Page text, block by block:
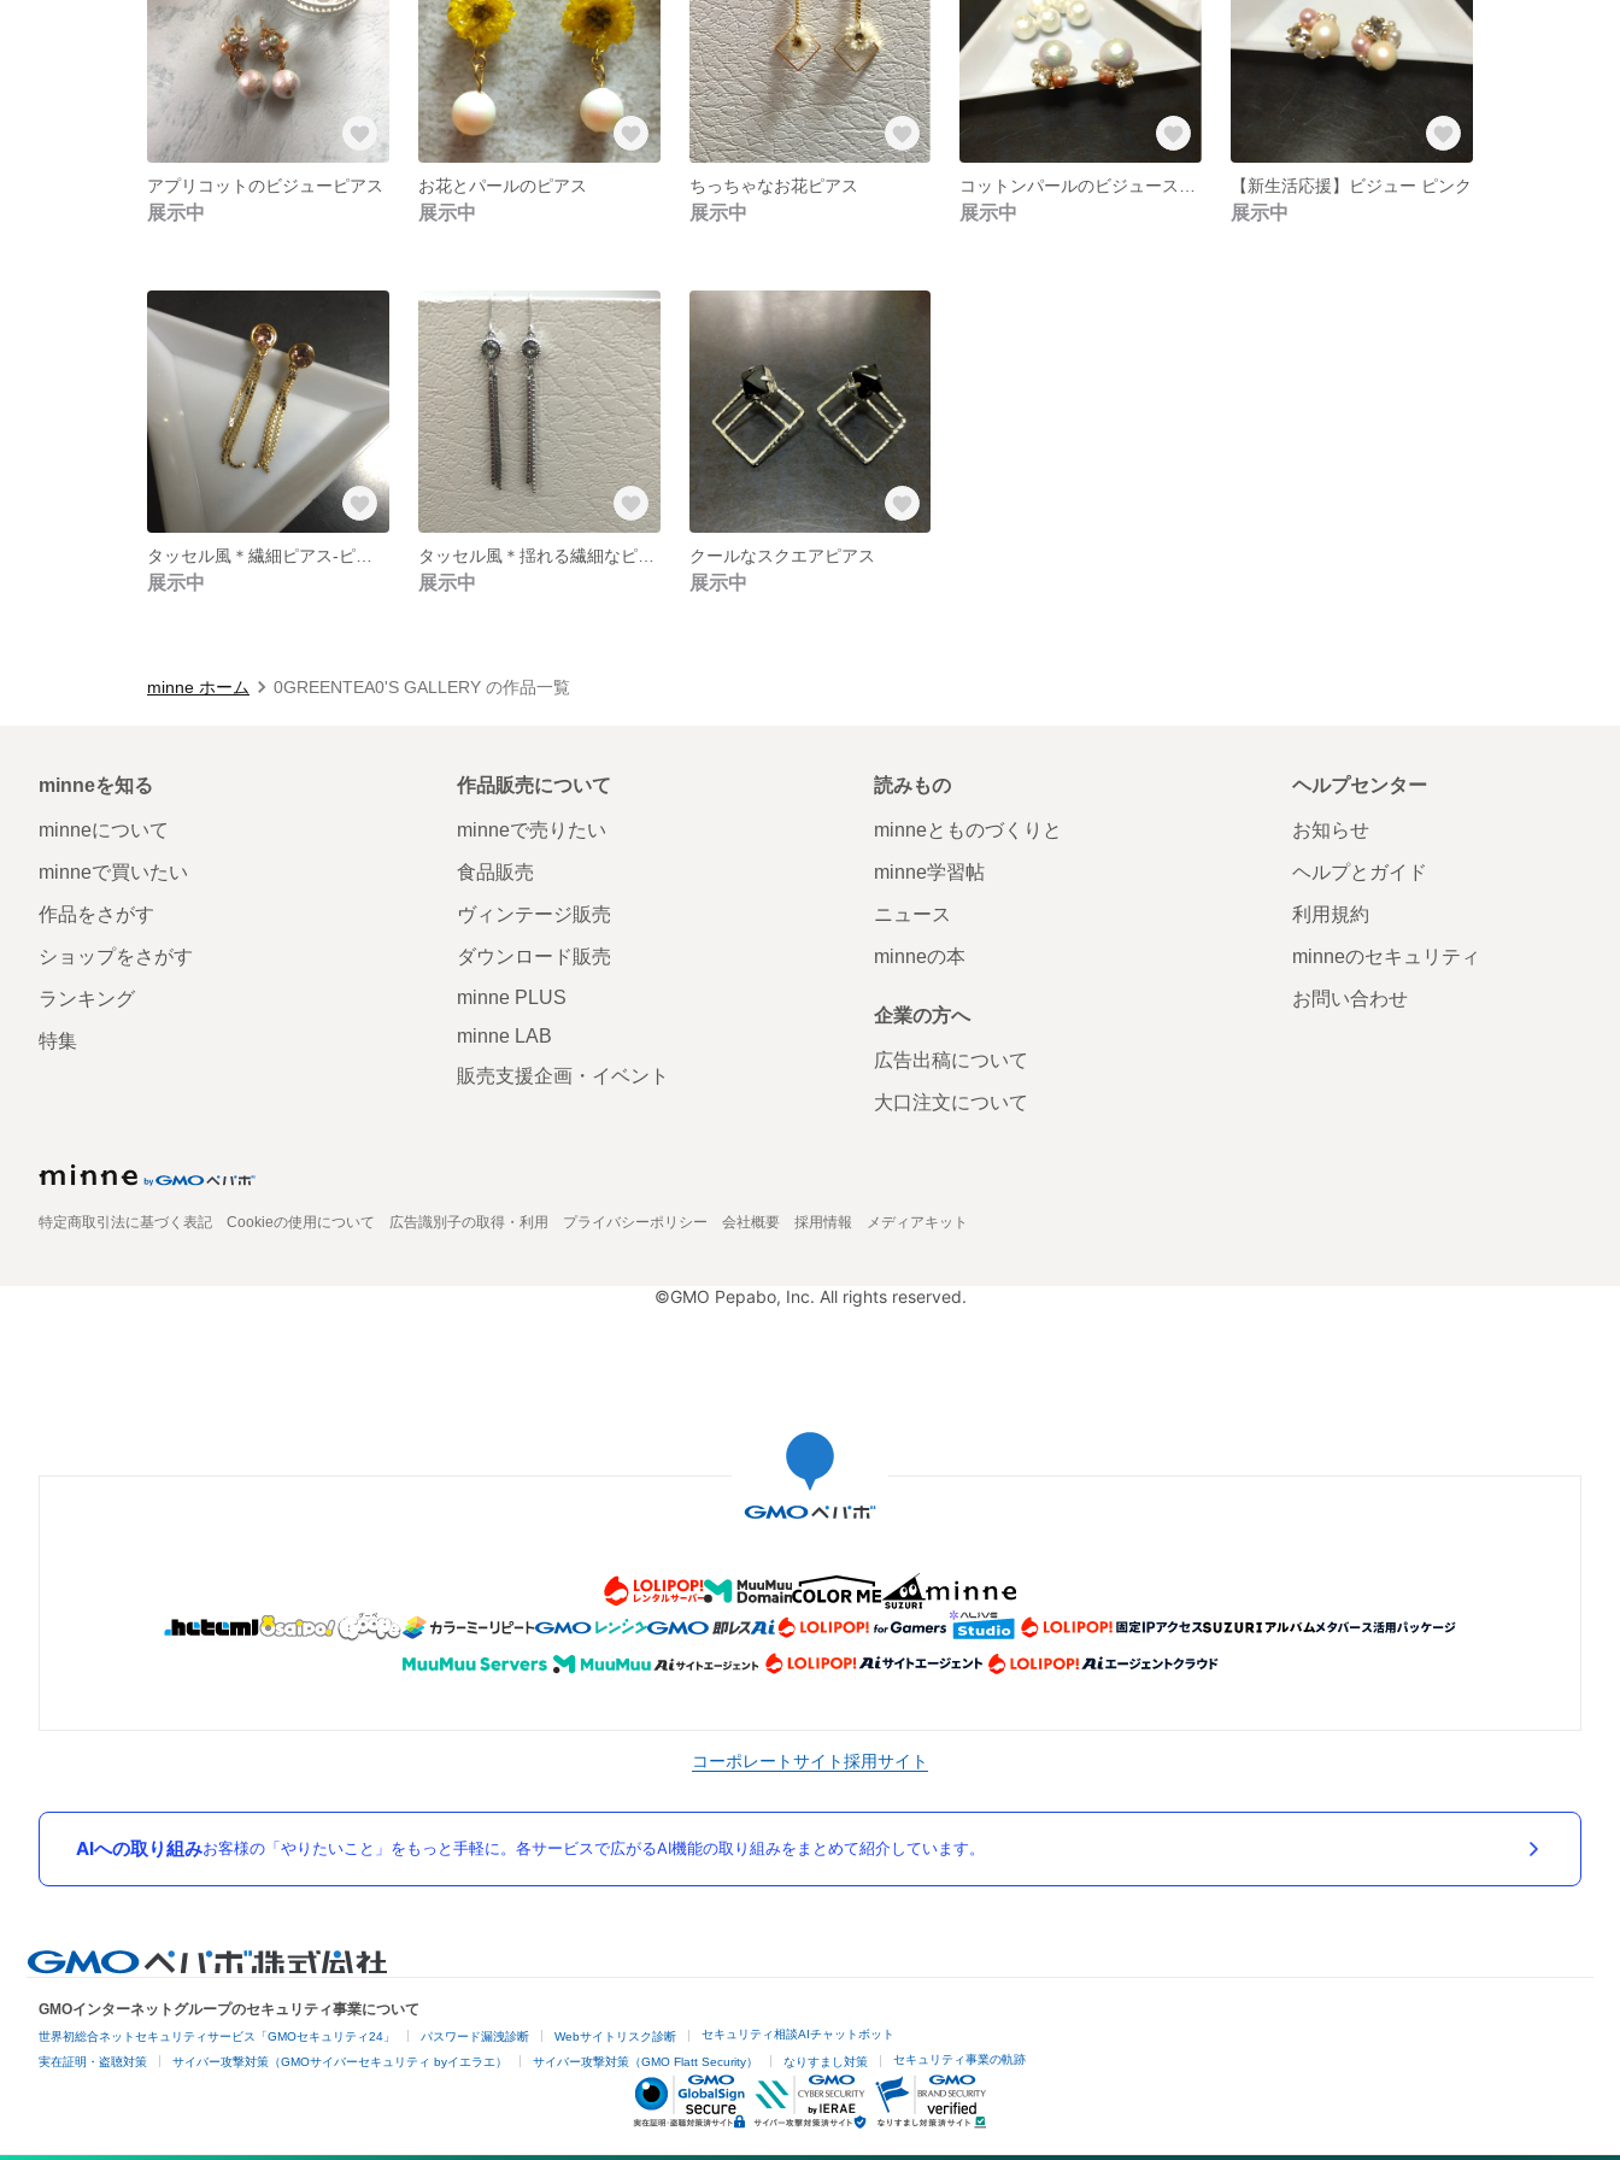
アプリコットのビジューピアス
展示中
お花とパールのピアス
展示中
ちっちゃなお花ピアス
展示中 展示中
【新生活応援】ビジュー ピンク
展示中
展示中
タッセル風＊揺れる繊細なピアス
展示中
クールなスクエアピアス
展示中
minne ホーム 0GREENTEA0'S GALLERY の作品一覧
minneを知る
minneについて
minneで買いたい
作品をさがす
ショップをさがす
ランキング
特集
作品販売について
minneで売りたい
食品販売
ヴィンテージ販売
ダウンロード販売
minne PLUS
minne LAB
販売支援企画・イベント
読みもの
minneとものづくりと
minne学習帖
ニュース
minneの本
企業の方へ
広告出稿について
大口注文について
ヘルプセンター
お知らせ
ヘルプとガイド
利用規約
minneのセキュリティ
お問い合わせ
特定商取引法に基づく表記 Cookieの使用について 広告識別子の取得・利用 プライバシーポリシー 会社概要 採用情報 メディアキット
©GMO Pepabo, Inc. All rights reserved.
コーポレートサイト採用サイト
AIへの取り組みお客様の「やりたいこと」をもっと手軽に。各サービスで広がるAI機能の取り組みをまとめて紹介しています。
GMOインターネットグループのセキュリティ事業について
世界初総合ネットセキュリティサービス「GMOセキュリティ24」 パスワード漏洩診断 Webサイトリスク診断 セキュリティ相談AIチャットボット
実在証明・盗聴対策 サイバー攻撃対策（GMOサイバーセキュリティ byイエラエ） サイバー攻撃対策（GMO Flatt Security） なりすまし対策 セキュリティ事業の軌跡